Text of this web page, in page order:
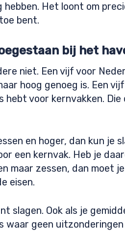
Het loont om
bent.
bij het
niet. Een vijf voor
hoog genoeg is. Een
voor kernvakken.
en hoger, dan kun je
een kernvak. Heb je
maar zessen, dan moet
eisen.
slagen. Ook als je
geen